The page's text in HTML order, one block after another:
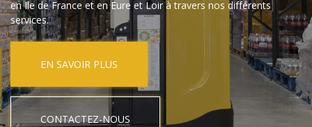
en Ile de France et en Eure et Loir à travers nos différents
services.
EN SAVOIR PLUS
CONTACTEZ-NOUS